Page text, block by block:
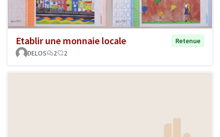
Etablir une monnaie locale
Retenue
DELOS
2 2